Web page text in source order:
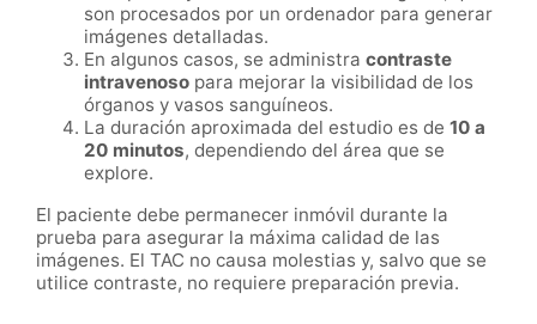
son procesados por un ordenador para generar
imágenes detalladas.
En algunos casos, se administra contraste
intravenoso para mejorar la visibilidad de los
órganos y vasos sanguíneos.
La duración aproximada del estudio es de 10 a
20 minutos, dependiendo del área que se
explore.
El paciente debe permanecer inmóvil durante la
prueba para asegurar la máxima calidad de las
imágenes. El TAC no causa molestias y, salvo que se
utilice contraste, no requiere preparación previa.